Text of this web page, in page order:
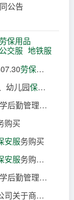
2026-08-07
公告
2026-08-07
劳保用品
公交服 地铁服
劳保用品
1小时前
幼儿园保安服
2小时前
新疆生产建设兵团第七师一二六团中学后勤管理社会化服务采购项目（第二包：
购买
3小时前
安服务购买
3小时前
安服务购买发布补遗文件，请投标单位及时下载
4小时前
新疆生产建设兵团第七师一二八团中学后勤管理社会化服务采购项目（第二包：
润欣商业投资(深圳)有限公司华南分公司关于商业华南大区2026-2028年广西南宁地区非凡重奢购物中心及TA档写字楼项目